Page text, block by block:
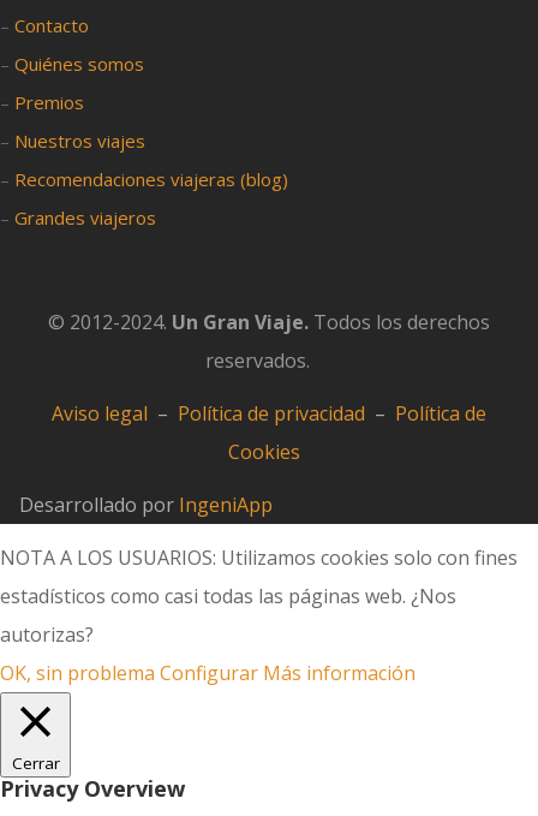
– Contacto
– Quiénes somos
– Premios
– Nuestros viajes
– Recomendaciones viajeras (blog)
– Grandes viajeros
© 2012-2024. Un Gran Viaje. Todos los derechos
reservados.
Aviso legal – Política de privacidad – Política de
Cookies
Desarrollado por IngeniApp
NOTA A LOS USUARIOS: Utilizamos cookies solo con fines
estadísticos como casi todas las páginas web. ¿Nos
autorizas?
OK, sin problema Configurar Más información
Cerrar
Privacy Overview